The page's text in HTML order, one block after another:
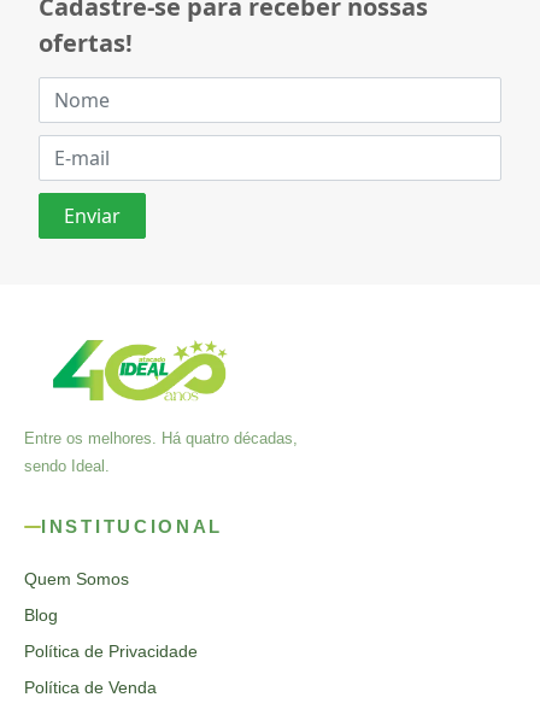
Cadastre-se para receber nossas
ofertas!
Entre os melhores. Há quatro décadas,
sendo Ideal.
INSTITUCIONAL
Quem Somos
Blog
Política de Privacidade
Política de Venda